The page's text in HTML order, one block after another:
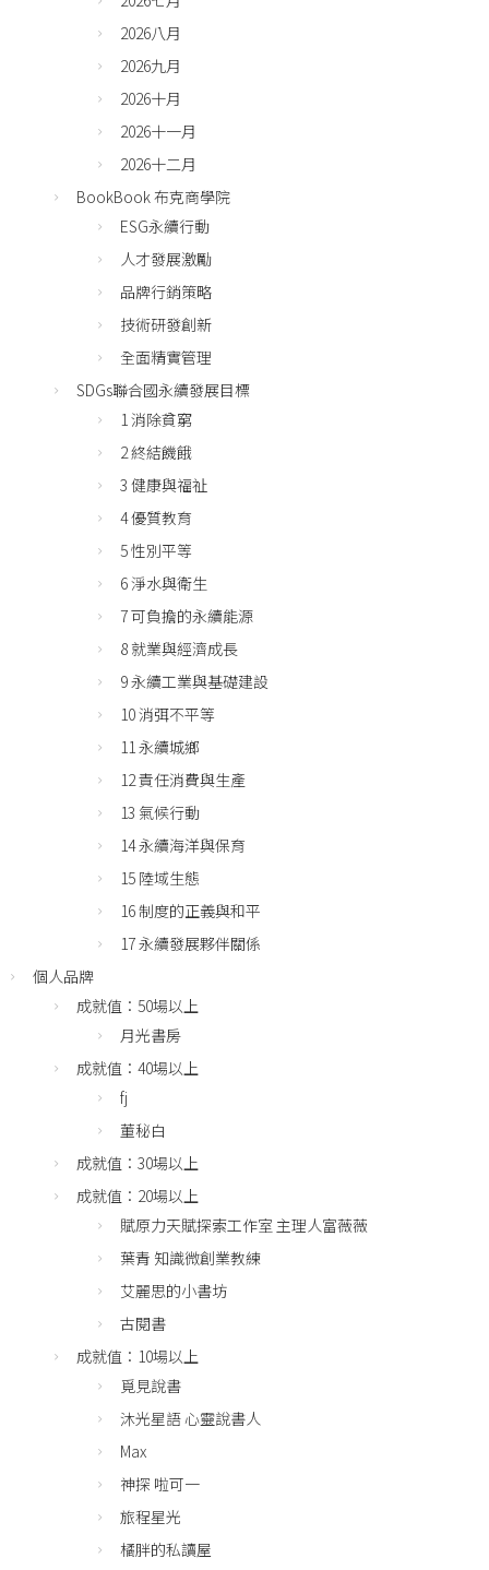
2026八月
2026九月
2026十月
2026十一月
2026十二月
BookBook 布克商學院
ESG永續行動
人才發展激勵
品牌行銷策略
技術研發創新
全面精實管理
SDGs聯合國永續發展目標
1 消除貧窮
2 終結饑餓
3 健康與福祉
4 優質教育
5 性別平等
6 淨水與衛生
7 可負擔的永續能源
8 就業與經濟成長
9 永續工業與基礎建設
10 消弭不平等
11 永續城鄉
12 責任消費與生產
13 氣候行動
14 永續海洋與保育
15 陸域生態
16 制度的正義與和平
17 永續發展夥伴關係
個人品牌
成就值：50場以上
月光書房
成就值：40場以上
fj
董秘白
成就值：30場以上
成就值：20場以上
賦原力天賦探索工作室 主理人富薇薇
葉青 知識微創業教練
艾麗思的小書坊
古閱書
成就值：10場以上
覓見說書
沐光星語 心靈說書人
Max
神探 啦可一
旅程星光
橘胖的私讀屋